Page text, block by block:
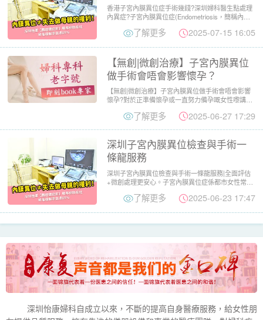
香港子宮內膜異位症手術幾錢?深圳婦科醫生點處理
內異症?子宮內膜異位症(Endometriosis，簡稱內異
了解更多 2025-07-15 16:05
【無創|微創治療】子宮內膜異位
做手術會唔會影響懷孕？
【無創|微創治療】子宮內膜異位做手術會唔會影響
懷孕?對於正準備懷孕或一直努力備孕嘅女性嚟講，
了解更多 2025-06-27 17:29
深圳子宮內膜異位檢查與手術一
條龍服務
深圳子宮內膜異位檢查與手術一條龍服務|全面評估
+微創處理更安心。子宮內膜異位症係都市女性常見
了解更多 2025-06-23 17:47
深圳怡康婦科自成立以來，不斷的提高自身醫療服務，給女性朋